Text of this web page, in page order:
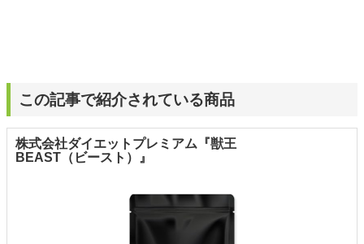
この記事で紹介されている商品
株式会社ダイエットプレミアム『獣王
BEAST（ビースト）』